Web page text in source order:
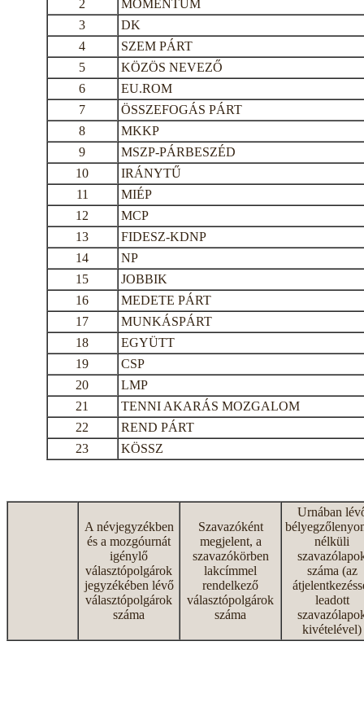
2
MOMENTUM
3
DK
4
SZEM PÁRT
5
KÖZÖS NEVEZŐ
6
EU.ROM
7
ÖSSZEFOGÁS PÁRT
8
MKKP
9
MSZP-PÁRBESZÉD
10
IRÁNYTŰ
11
MIÉP
12
MCP
13
FIDESZ-KDNP
14
NP
15
JOBBIK
16
MEDETE PÁRT
17
MUNKÁSPÁRT
18
EGYÜTT
19
CSP
20
LMP
21
TENNI AKARÁS MOZGALOM
22
REND PÁRT
23
KÖSSZ
A névjegyzékben
és a mozgóurnát
igénylő
választópolgárok
jegyzékében lévő
választópolgárok
száma
Szavazóként
megjelent, a
szavazókörben
lakcímmel
rendelkező
választópolgárok
száma
Urnában
nélküli
száma (az
leadott
kivételével)